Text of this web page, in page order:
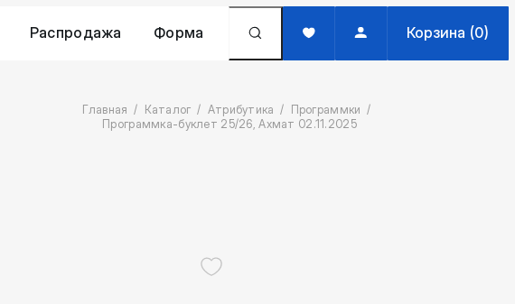
Распродажа Форма Корзина (0)
Главная Каталог Атрибутика
Программки
Программка-буклет 25/26, Ахмат 02.11.2025